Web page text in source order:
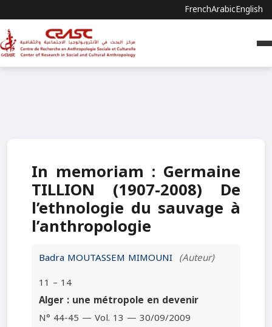
FrenchArabicEnglish
In memoriam : Germaine
TILLION (1907-2008) De
l’ethnologie du sauvage à
l’anthropologie
Badra MOUTASSEM MIMOUNI (Auteur)
11 – 14
Alger : une métropole en devenir
N° 44-45 — Vol. 13 — 30/09/2009